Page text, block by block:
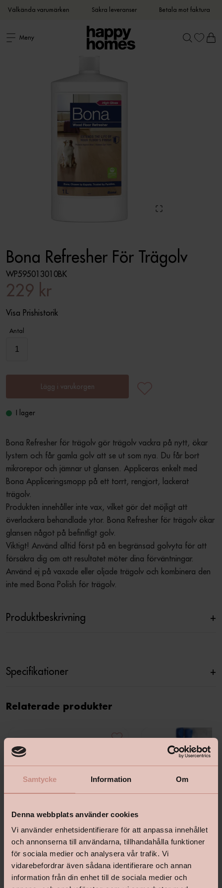
Samtycke Information Om
Denna webbplats använder cookies
Vi använder enhetsidentifierare för att anpassa innehållet
och annonserna till användarna, tillhandahålla funktioner
för sociala medier och analysera vår trafik. Vi
vidarebefordrar även sådana identifierare och annan
information från din enhet till de sociala medier och
Välkända varumärken Säkra leveranser Betala mot faktura
Meny
Bona Refresher För Trägolv
WP595013010BK
229 kr
Visa Prishistorik
Antal
Lägg i varukorgen
I lager
Bona Refresher för trägolv gör trägolv vackra på nytt, ökar
lystern och får gamla golv att se ut som nya. Du får bort
mikrorepor och jämnar ut glansen. Appliceras enkelt med
Bona Appliceringsmopp på ett torrt, rengjort, lackerat
trägolv.
Produkten innehåller inte vax, vilket gör det möjligt att
överlackera behandlade ytor. Bona Refresher för trägolv ökar
glansen något på befintligt golv.
Viktigt! Använd alltid först på en begränsad golvyta för att
försäkra dig om att resultatet möter dina förväntningar.
Använd ej på vaxade eller oljade trägolv och kombinera den
inte med Bona Polish för trägolv.
Produktbeskrivning +
Specifikationer +
Relaterade produkter